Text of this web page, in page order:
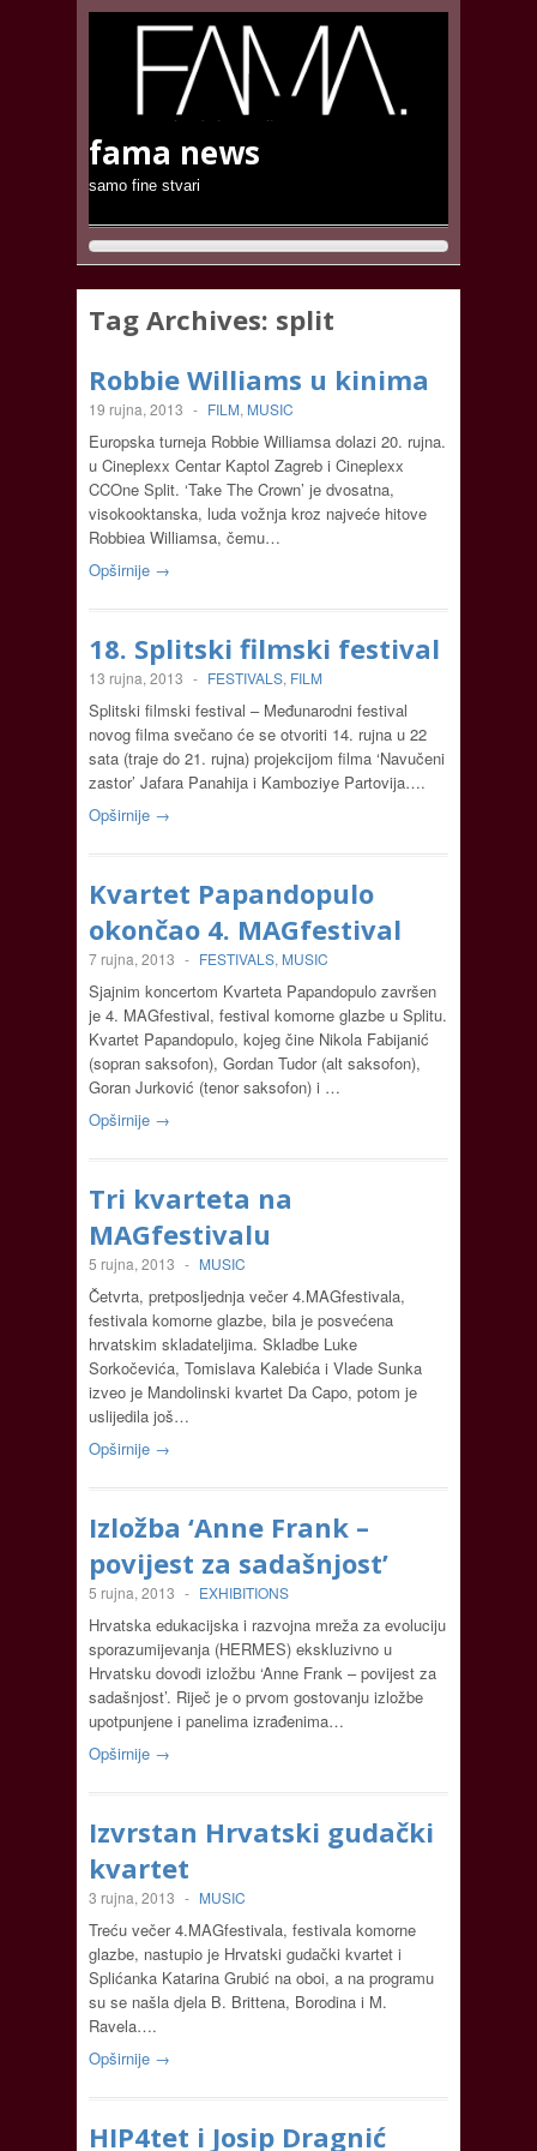
fama news
samo fine stvari
Tag Archives: split
Robbie Williams u kinima
19 rujna, 2013 - FILM, MUSIC
Europska turneja Robbie Williamsa dolazi 20. rujna.
u Cineplexx Centar Kaptol Zagreb i Cineplexx
CCOne Split. ‘Take The Crown’ je dvosatna,
visokooktanska, luda vožnja kroz najveće hitove
Robbiea Williamsa, čemu…
Opširnije →
18. Splitski filmski festival
13 rujna, 2013 - FESTIVALS, FILM
Splitski filmski festival – Međunarodni festival
novog filma svečano će se otvoriti 14. rujna u 22
sata (traje do 21. rujna) projekcijom filma ‘Navučeni
zastor’ Jafara Panahija i Kamboziye Partovija….
Opširnije →
Kvartet Papandopulo
okončao 4. MAGfestival
7 rujna, 2013 - FESTIVALS, MUSIC
Sjajnim koncertom Kvarteta Papandopulo završen
je 4. MAGfestival, festival komorne glazbe u Splitu.
Kvartet Papandopulo, kojeg čine Nikola Fabijanić
(sopran saksofon), Gordan Tudor (alt saksofon),
Goran Jurković (tenor saksofon) i …
Opširnije →
Tri kvarteta na
MAGfestivalu
5 rujna, 2013 - MUSIC
Četvrta, pretposljednja večer 4.MAGfestivala,
festivala komorne glazbe, bila je posvećena
hrvatskim skladateljima. Skladbe Luke
Sorkočevića, Tomislava Kalebića i Vlade Sunka
izveo je Mandolinski kvartet Da Capo, potom je
uslijedila još…
Opširnije →
Izložba ‘Anne Frank –
povijest za sadašnjost’
5 rujna, 2013 - EXHIBITIONS
Hrvatska edukacijska i razvojna mreža za evoluciju
sporazumijevanja (HERMES) ekskluzivno u
Hrvatsku dovodi izložbu ‘Anne Frank – povijest za
sadašnjost’. Riječ je o prvom gostovanju izložbe
upotpunjene i panelima izrađenima…
Opširnije →
Izvrstan Hrvatski gudački
kvartet
3 rujna, 2013 - MUSIC
Treću večer 4.MAGfestivala, festivala komorne
glazbe, nastupio je Hrvatski gudački kvartet i
Splićanka Katarina Grubić na oboi, a na programu
su se našla djela B. Brittena, Borodina i M.
Ravela….
Opširnije →
HIP4tet i Josip Dragnić